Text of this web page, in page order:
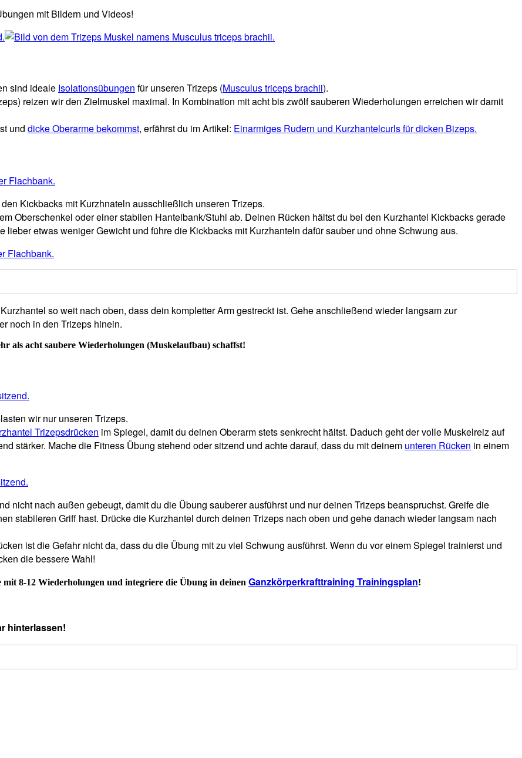
mit Bildern und Videos!
sind ideale Isolationsübungen für unseren Trizeps (Musculus triceps brachii).
reizen wir den Zielmuskel maximal. In Kombination mit acht bis zwölf sauberen Wiederholungen erreichen wir damit
und dicke Oberarme bekommst, erfährst du im Artikel: Einarmiges Rudern und Kurzhantelcurls für dicken Bizeps.
Kickbacks mit Kurzhnateln ausschließlich unseren Trizeps.
Oberschenkel oder einer stabilen Hantelbank/Stuhl ab. Deinen Rücken hältst du bei den Kurzhantel Kickbacks gerade
lieber etwas weniger Gewicht und führe die Kickbacks mit Kurzhanteln dafür sauber und ohne Schwung aus.
so weit nach oben, dass dein kompletter Arm gestreckt ist. Gehe anschließend wieder langsam zur
noch in den Trizeps hinein.
als acht saubere Wiederholungen (Muskelaufbau) schaffst!
wir nur unseren Trizeps.
Trizepsdrücken im Spiegel, damit du deinen Oberarm stets senkrecht hältst. Daduch geht der volle Muskelreiz auf
stärker. Mache die Fitness Übung stehend oder sitzend und achte darauf, dass du mit deinem unteren Rücken in einem
nicht nach außen gebeugt, damit du die Übung sauberer ausführst und nur deinen Trizeps beanspruchst. Greife die
stabileren Griff hast. Drücke die Kurzhantel durch deinen Trizeps nach oben und gehe danach wieder langsam nach
ist die Gefahr nicht da, dass du die Übung mit zu viel Schwung ausführst. Wenn du vor einem Spiegel trainierst und
die bessere Wahl!
8-12 Wiederholungen und integriere die Übung in deinen Ganzkörperkrafttraining Trainingsplan!
hinterlassen!